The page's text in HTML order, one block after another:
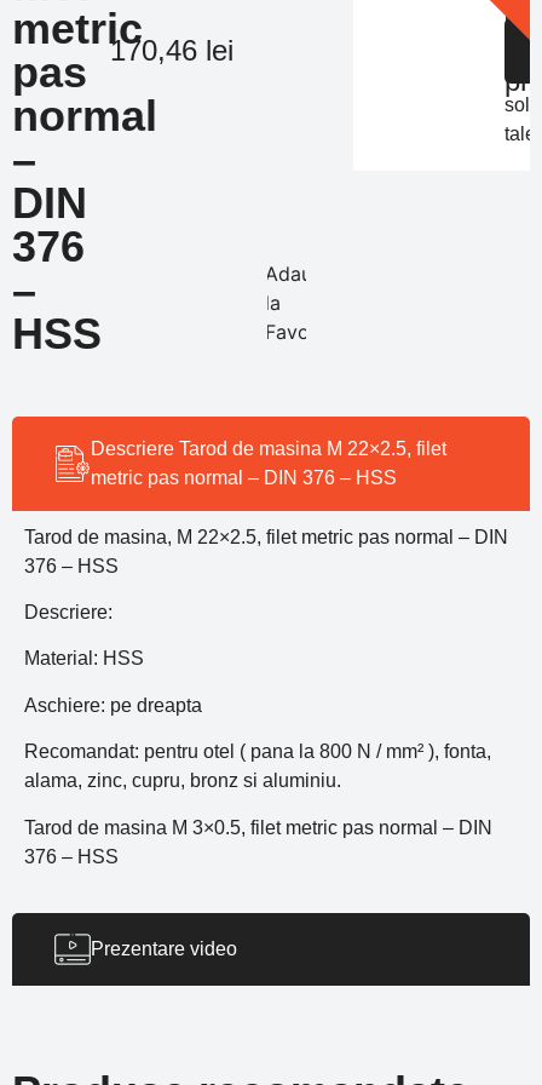
metric
pas
normal
–
DIN
376
–
HSS
170,46 lei
Adauga
la
Favorite
de
in
de
tale
Descriere Tarod de masina M 22×2.5, filet
metric pas normal – DIN 376 – HSS
Prezentare video
Tarod de masina, M 22×2.5, filet metric pas normal – DIN
376 – HSS
Descriere:
Material: HSS
Aschiere: pe dreapta
Recomandat: pentru otel ( pana la 800 N / mm² ), fonta,
alama, zinc, cupru, bronz si aluminiu.
Tarod de masina M 3×0.5, filet metric pas normal – DIN
376 – HSS